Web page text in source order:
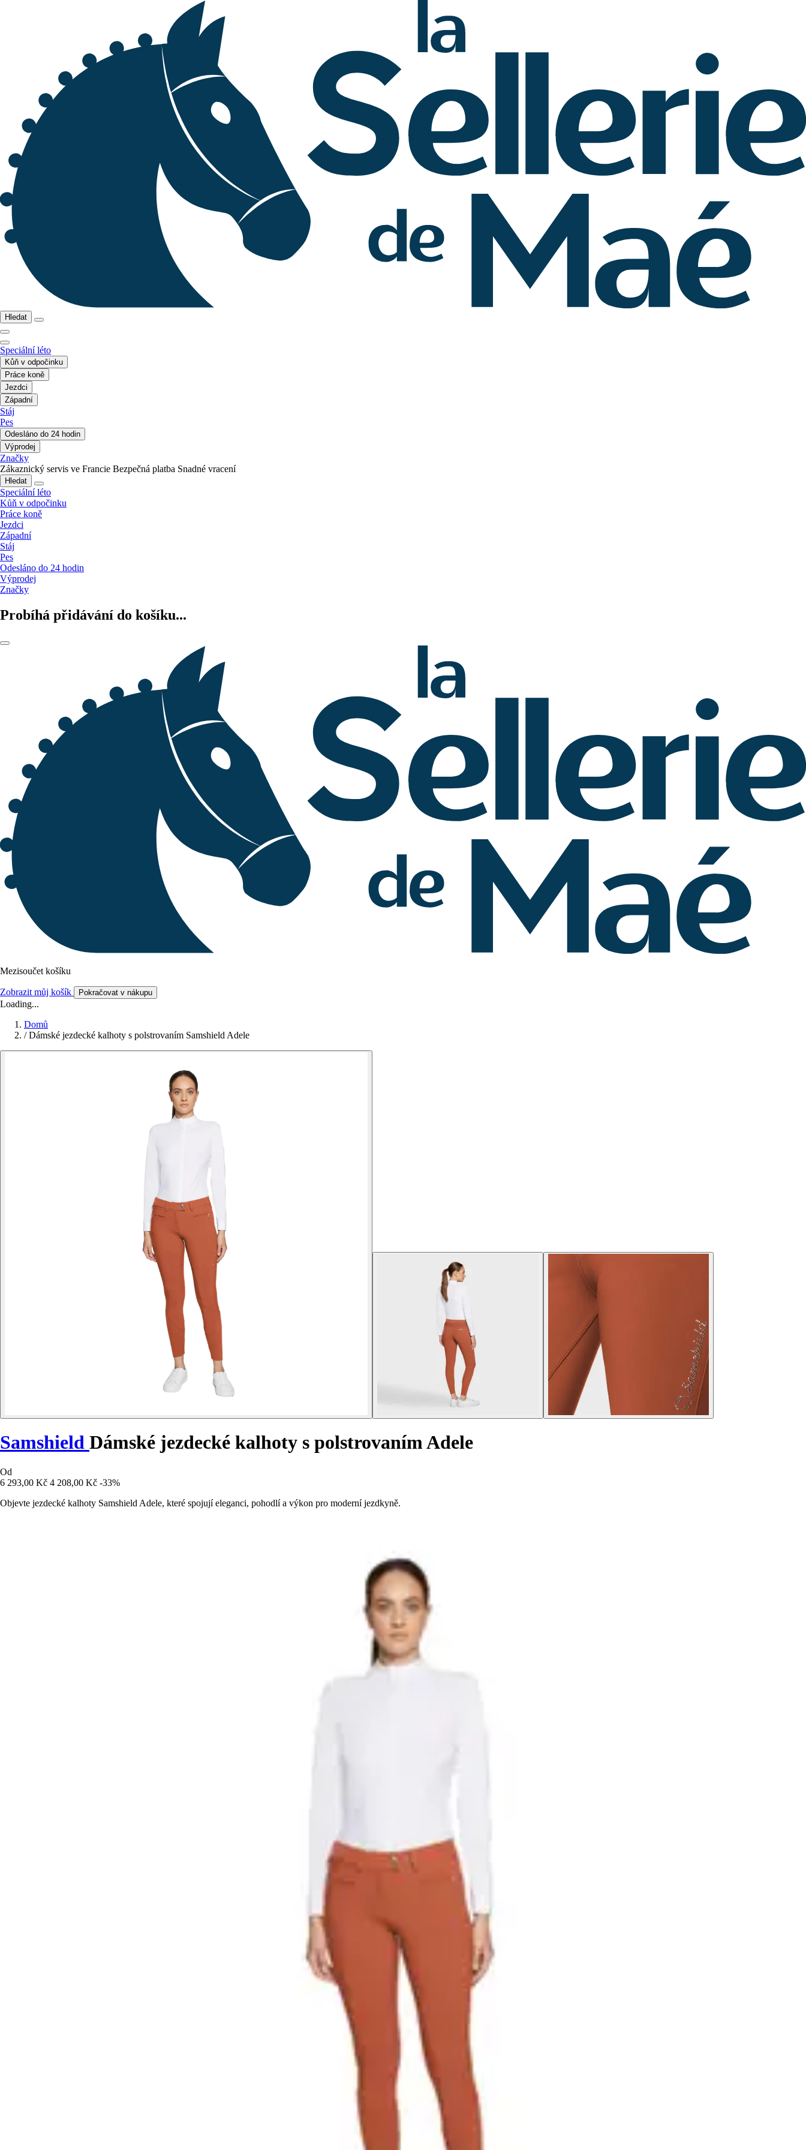
Hledat
Speciální léto
Kůň v odpočinku
Práce koně
Jezdci
Západní
Stáj
Pes
Odesláno do 24 hodin
Výprodej
Značky
Zákaznický servis ve Francie Bezpečná platba Snadné vracení
Hledat
Speciální léto
Kůň v odpočinku
Práce koně
Jezdci
Západní
Stáj
Pes
Odesláno do 24 hodin
Výprodej
Značky
Probíhá přidávání do košíku...
Mezisoučet košíku
Zobrazit můj košík Pokračovat v nákupu
Loading...
Domů
/ Dámské jezdecké kalhoty s polstrovaním Samshield Adele
Samshield Dámské jezdecké kalhoty s polstrovaním Adele
Od
6 293,00 Kč 4 208,00 Kč -33%
Objevte jezdecké kalhoty Samshield Adele, které spojují eleganci, pohodlí a výkon pro moderní jezdkyně.